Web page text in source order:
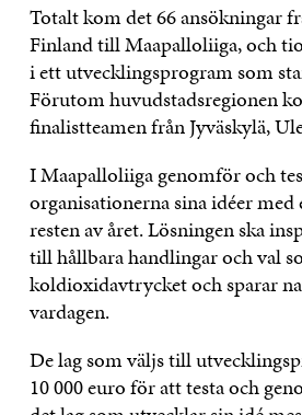
Totalt kom det 66 ansökningar
Finland till Maapalloliiga, och
i ett utvecklingsprogram som
Förutom huvudstadsregionen
finalistteamen från Jyväskylä,
I Maapalloliiga genomför och
organisationerna sina idéer
resten av året. Lösningen ska
till hållbara handlingar och val
koldioxidavtrycket och sparar
vardagen.
De lag som väljs till
10 000 euro för att testa och